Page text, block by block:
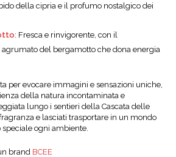
della cipria e il profumo nostalgico dei
: Fresca e rinvigorente, con il
del bergamotto che dona energia
per evocare immagini e sensazioni uniche,
della natura incontaminata e
lungo i sentieri della Cascata delle
e lasciati trasportare in un mondo
ogni ambiente.
brand BCEE